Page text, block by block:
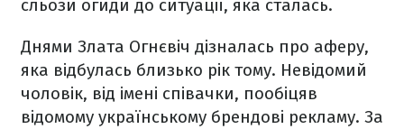
сльози огиди до ситуації, яка сталась.
Днями Злата Огнєвіч дізналась про аферу,
яка відбулась близько рік тому. Невідомий
чоловік, від імені співачки, пообіцяв
відомому українському брендові рекламу. За